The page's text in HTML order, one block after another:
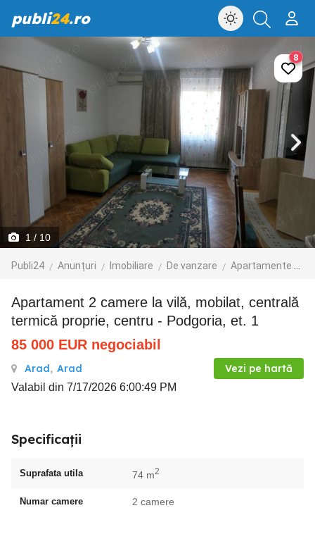
publi24.ro
1 / 10
Publi24 Anunțuri Imobiliare De vanzare Apartamente de vanzare
8
Apartament 2 camere la vilă, mobilat, centrală
termică proprie, centru - Podgoria, et. 1
85 000 EUR negociabil
Arad, Arad Vezi pe hartă
Valabil din 7/17/2026 6:00:49 PM
Specificații
Suprafata utila 74 m2
Numar camere 2 camere